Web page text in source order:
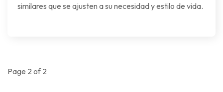
similares que se ajusten a su necesidad y estilo de vida.
Page 2 of 2